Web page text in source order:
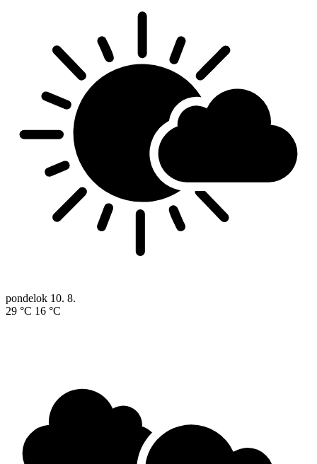
pondelok 10. 8.
29 °C 16 °C